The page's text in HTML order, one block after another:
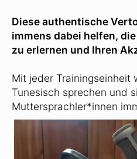
Diese authentische
immens dabei helfen,
zu erlernen und Ihren
Mit jeder Trainingseinheit
Tunesisch sprechen und
Muttersprachler*innen